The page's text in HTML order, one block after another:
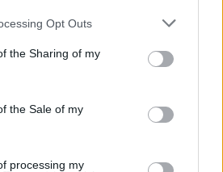
app uses one or more Google
usage behaviour. You may click to
Google and its third-party tags to
specified purposes in below Google
Opt Outs
the Sharing of my
the Sale of my
processing my